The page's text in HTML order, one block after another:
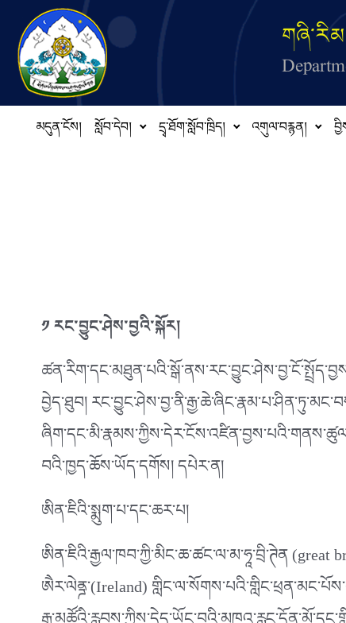
Skip to main content
མདུན་ངོས། སློབ་དེབ། དྲྭ་ཐོག་སློབ་ཁྲིད། འགུལ་བརྙན།
༡ རང་བྱུང་ཤེས་བྱའི་སྐོར།
བྱེད་ཐུབ།
བའི་ཁྱད་ཆོས་ཡོད་དགོས། དཔེར་ན།
ཨིན་ཇིའི་སྨུག་པ་དང་ཆར་པ།
ཨིན་ཇིའི་རྒྱལ་ཁབ་ཀྱི་མིང་ཆ་ཚང་ལ་མ་ཧཱ་བྲི་ཊེན
ཨཻར་ལེནྜ་(Ireland)